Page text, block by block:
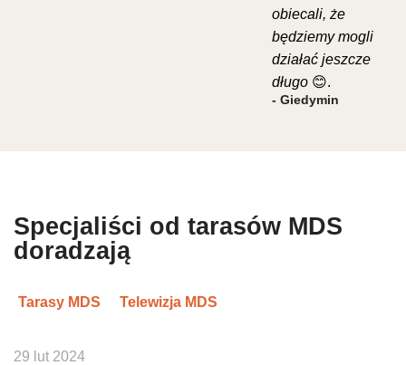
obiecali, że
będziemy mogli
działać jeszcze
długo 😊.
- Giedymin
Specjaliści od tarasów MDS
doradzają
Tarasy MDS Telewizja MDS
29 lut 2024